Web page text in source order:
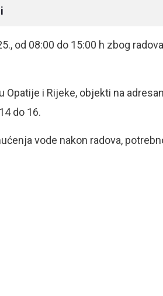
od 08:00 do 15:00 h zbog
i Rijeke, objekti na
do 16.
vode nakon radova,